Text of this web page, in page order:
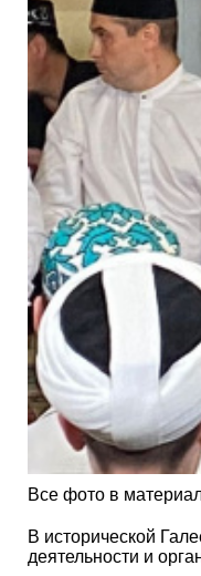
Все фото в
В исторической
деятельности и